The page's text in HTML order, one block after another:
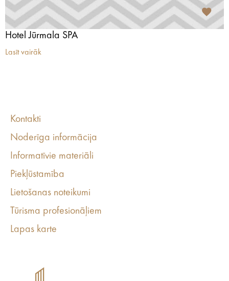
Hotel Jūrmala SPA
Lasīt vairāk
Kontakti
Noderīga informācija
Informatīvie materiāli
Piekļūstamība
Lietošanas noteikumi
Tūrisma profesionāļiem
Lapas karte